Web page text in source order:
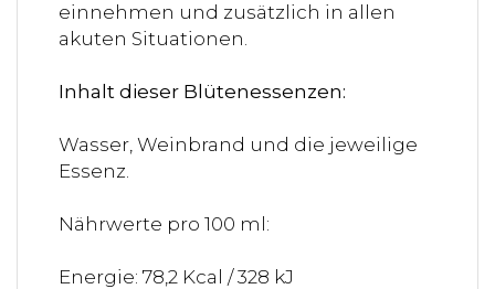
einnehmen und zusätzlich in allen
akuten Situationen.
Inhalt dieser Blütenessenzen:
Wasser, Weinbrand und die jeweilige
Essenz.
Nährwerte pro 100 ml:
Energie: 78,2 Kcal / 328 kJ